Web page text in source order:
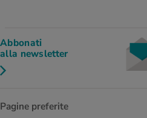
Abbonati
alla newsletter
Pagine preferite